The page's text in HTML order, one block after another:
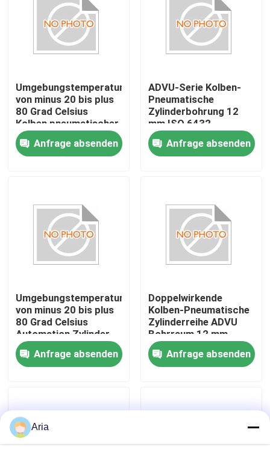
Zu Hause
Produkte
Über uns
Werksbesichtigung
Qualitätskontrolle
Kontakt mit uns
Bitte um ein Angebot
Umgebungstemperatur
von minus 20 bis plus
80 Grad Celsius
Kolben pneumatischer
Zylinder ISO 6432
Standard
doppelwirkende
Anfrage absenden
ADVU-Serie Kolben-
Pneumatische
Zylinderbohrung 12
mm ISO 6432
Anfrage absenden
Umgebungstemperatur
von minus 20 bis plus
80 Grad Celsius
Automation Zylinder
Serie ADVU
pneumatischer Aktor
für
Anfrage absenden
Doppelwirkende
Kolben-Pneumatische
Zylinderreihe ADVU
Bohrraum 12 mm
Optimiert für
industrielle Maschinen
und
Anfrage absenden
Aria